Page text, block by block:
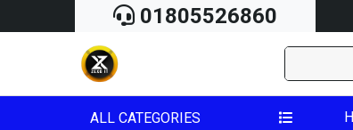
01805526860
ALL CATEGORIES